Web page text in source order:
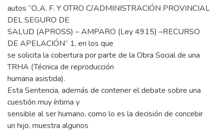
autos “O.,A. F. Y OTRO C/ADMINISTRACIÓN PROVINCIAL
DEL SEGURO DE
SALUD (APROSS) – AMPARO (Ley 4915) –RECURSO
DE APELACIÓN” 1, en los que
se solicita la cobertura por parte de la Obra Social de una
TRHA (Técnica de reproducción
humana asistida).
Esta Sentencia, además de contener el debate sobre una
cuestión muy íntima y
sensible al ser humano, como lo es la decisión de concebir
un hijo, muestra algunos